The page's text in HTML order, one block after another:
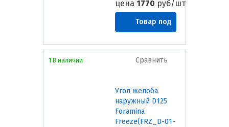
цена 1770 руб/шт
Товар под
заказ
Сравнить
Угол желоба
наружный D125
Foramina
Freeze(FRZ_D-01-
1 В наличии